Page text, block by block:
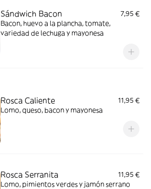
Sándwich Bacon
7,95 €
Bacon, huevo a la plancha, tomate,
variedad de lechuga y mayonesa
Rosca Caliente
11,95 €
Lomo, queso, bacon y mayonesa
Rosca Serranita
11,95 €
Lomo, pimientos verdes y jamón serrano